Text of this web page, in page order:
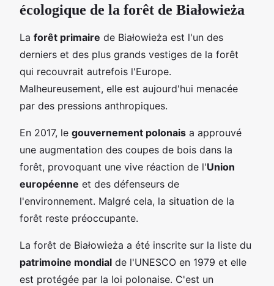
écologique de la forêt de Białowieża
La forêt primaire de Białowieża est l'un des
derniers et des plus grands vestiges de la forêt
qui recouvrait autrefois l'Europe.
Malheureusement, elle est aujourd'hui menacée
par des pressions anthropiques.
En 2017, le gouvernement polonais a approuvé
une augmentation des coupes de bois dans la
forêt, provoquant une vive réaction de l'Union
européenne et des défenseurs de
l'environnement. Malgré cela, la situation de la
forêt reste préoccupante.
La forêt de Białowieża a été inscrite sur la liste du
patrimoine mondial de l'UNESCO en 1979 et elle
est protégée par la loi polonaise. C'est un